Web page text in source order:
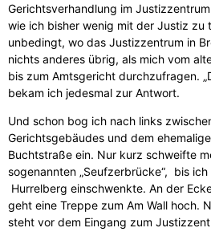
Gerichtsverhandlung im
wie ich bisher wenig mit der Justiz zu
unbedingt, wo das Justizzentrum in
nichts anderes übrig, als mich vom
bis zum Amtsgericht durchzufragen.
bekam ich jedesmal zur Antwort.
Und schon bog ich nach links
Gerichtsgebäudes und dem
Buchtstraße ein. Nur kurz schweifte
sogenannten „Seufzerbrücke“, bis
Hurrelberg einschwenkte. An der
geht eine Treppe zum Am Wall hoch.
steht vor dem Eingang zum